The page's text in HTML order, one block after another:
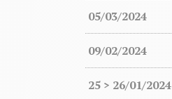
05/03/2024
09/02/2024
25 > 26/01/2024